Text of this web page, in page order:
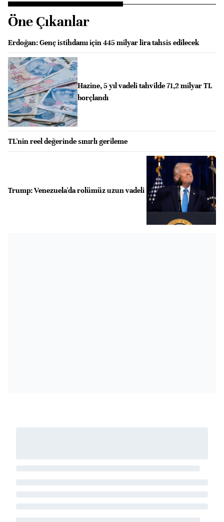
Öne Çıkanlar
Erdoğan: Genç istihdamı için 445 milyar lira tahsis edilecek
Hazine, 5 yıl vadeli tahvilde 71,2 milyar TL
borçlandı
TL'nin reel değerinde sınırlı gerileme
Trump: Venezuela'da rolümüz uzun vadeli